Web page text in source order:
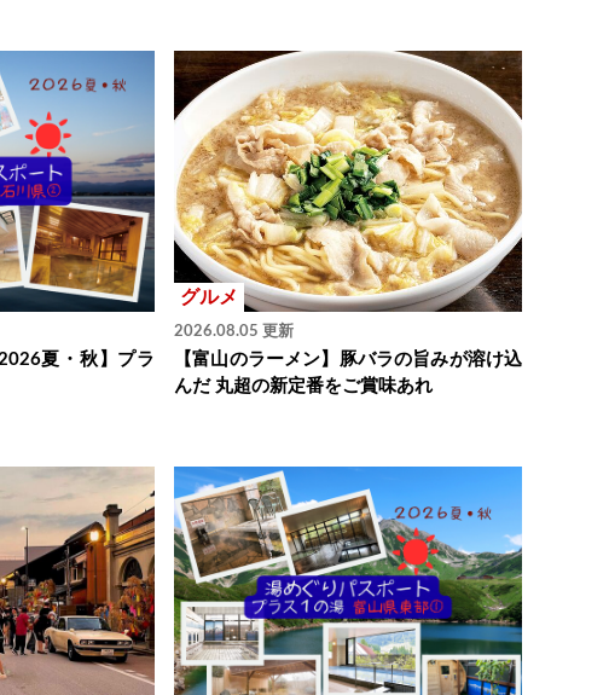
夏・秋】プラ
グルメ
2026.08.05 更新
【富山のラーメン】豚バラの旨みが溶け込
んだ 丸超の新定番をご賞味あれ